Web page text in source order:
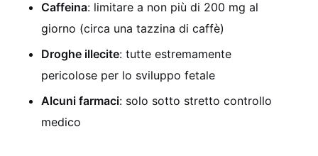
Caffeina: limitare a non più di 200 mg al
giorno (circa una tazzina di caffè)
Droghe illecite: tutte estremamente
pericolose per lo sviluppo fetale
Alcuni farmaci: solo sotto stretto controllo
medico